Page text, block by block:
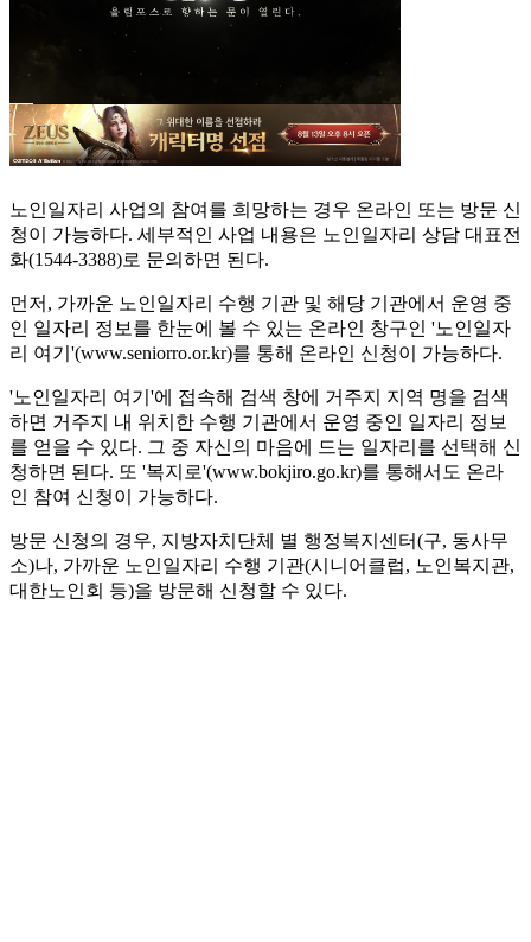
노인일자리 사업의 참여를 희망하는 경우 온라인 또는 방문 신
청이 가능하다. 세부적인 사업 내용은 노인일자리 상담 대표전
화(1544-3388)로 문의하면 된다.
먼저, 가까운 노인일자리 수행 기관 및 해당 기관에서 운영 중
인 일자리 정보를 한눈에 볼 수 있는 온라인 창구인 '노인일자
리 여기'(www.seniorro.or.kr)를 통해 온라인 신청이 가능하다.
'노인일자리 여기'에 접속해 검색 창에 거주지 지역 명을 검색
하면 거주지 내 위치한 수행 기관에서 운영 중인 일자리 정보
를 얻을 수 있다. 그 중 자신의 마음에 드는 일자리를 선택해 신
청하면 된다. 또 '복지로'(www.bokjiro.go.kr)를 통해서도 온라
인 참여 신청이 가능하다.
방문 신청의 경우, 지방자치단체 별 행정복지센터(구, 동사무
소)나, 가까운 노인일자리 수행 기관(시니어클럽, 노인복지관,
대한노인회 등)을 방문해 신청할 수 있다.